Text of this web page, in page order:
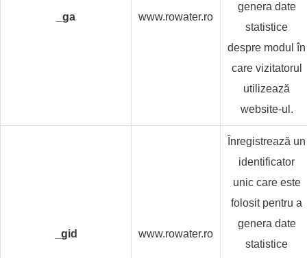
_ga www.rowater.ro
genera date
statistice
despre modul în
care vizitatorul
utilizează
website-ul.
_gid www.rowater.ro
Înregistrează un
identificator
unic care este
folosit pentru a
genera date
statistice